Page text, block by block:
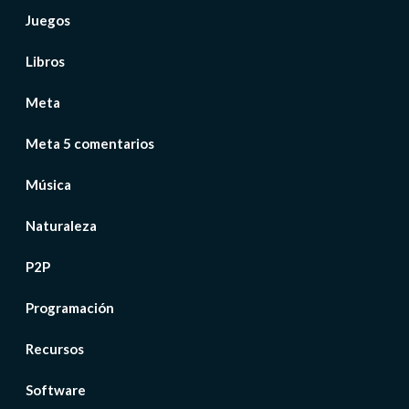
Juegos
Libros
Meta
Meta 5 comentarios
Música
Naturaleza
P2P
Programación
Recursos
Software